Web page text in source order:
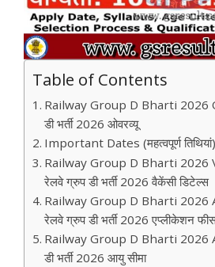
Table of Contents
Railway Group D Bharti 2026
डी भर्ती 2026 ओवरव्यू
Important Dates (महत्वपूर्ण तिथियां)
Railway Group D Bharti 2026
रेलवे ग्रुप डी भर्ती 2026 वैकेंसी डिटेल्स
Railway Group D Bharti 2026
रेलवे ग्रुप डी भर्ती 2026 एप्लीकेशन
Railway Group D Bharti 2026
डी भर्ती 2026 आयु सीमा